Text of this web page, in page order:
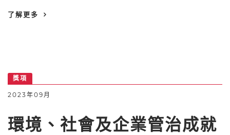
了解更多
獎項
2023年09月
環境、社會及企業管治成就